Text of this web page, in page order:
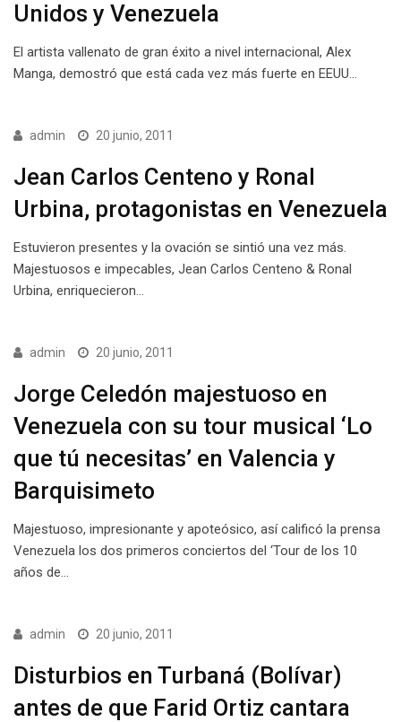
Unidos y Venezuela
El artista vallenato de gran éxito a nivel internacional, Alex
Manga, demostró que está cada vez más fuerte en EEUU…
admin 20 junio, 2011
Jean Carlos Centeno y Ronal
Urbina, protagonistas en Venezuela
Estuvieron presentes y la ovación se sintió una vez más.
Majestuosos e impecables, Jean Carlos Centeno & Ronal
Urbina, enriquecieron…
admin 20 junio, 2011
Jorge Celedón majestuoso en
Venezuela con su tour musical ‘Lo
que tú necesitas’ en Valencia y
Barquisimeto
Majestuoso, impresionante y apoteósico, así calificó la prensa
Venezuela los dos primeros conciertos del ‘Tour de los 10
años de…
admin 20 junio, 2011
Disturbios en Turbaná (Bolívar)
antes de que Farid Ortiz cantara